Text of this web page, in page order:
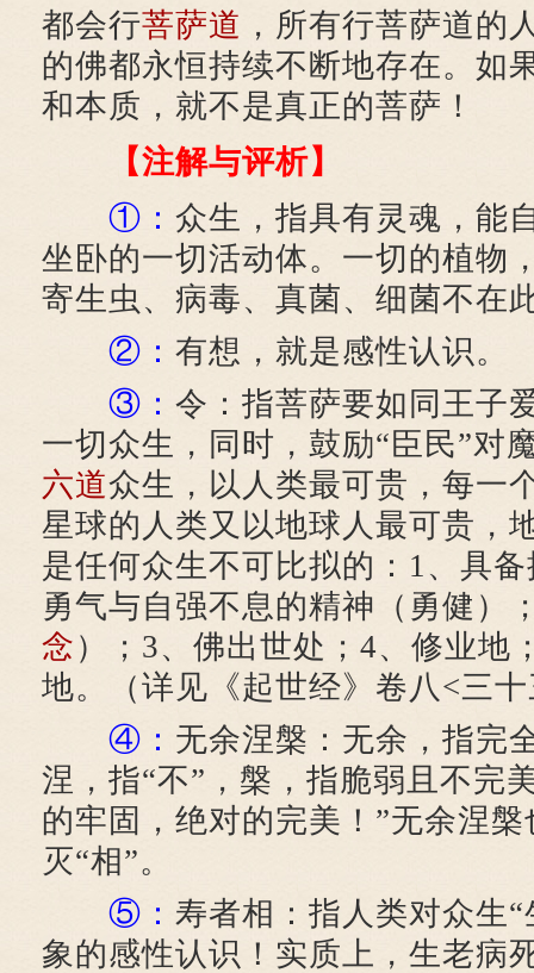
都会行菩萨道 ，所有行菩萨道的
的佛都永恒持续不断地存在。如
和本质，就不是真正的菩萨！
【注解与评析】
①： 众生，指具有灵魂，能
坐卧的一切活动体。一切的植物
寄生虫、病毒、真菌、细菌不在
②： 有想，就是感性认识。
③： 令：指菩萨要如同王子
一切众生，同时，鼓励“臣民”对
六道众生，以人类最可贵，每一
星球的人类又以地球人最可贵，
是任何众生不可比拟的：1、具
勇气与自强不息的精神（勇健）
念 ）；3、佛出世处；4、修业地
地。（详见《起世经》卷八<三
④： 无余涅槃：无余，指完
涅，指“不”，槃，指脆弱且不完
的牢固，绝对的完美！”无余涅槃
灭“相”。
⑤： 寿者相：指人类对众生
象的感性认识！实质上，生老病